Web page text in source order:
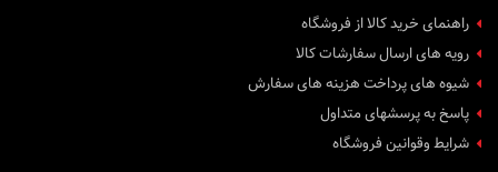
راهنمای خرید کالا از فروشگاه
رویه های ارسال سفارشات کالا
شیوه های پرداخت هزینه های سفارش
پاسخ به پرسشهای متداول
شرایط وقوانین فروشگاه